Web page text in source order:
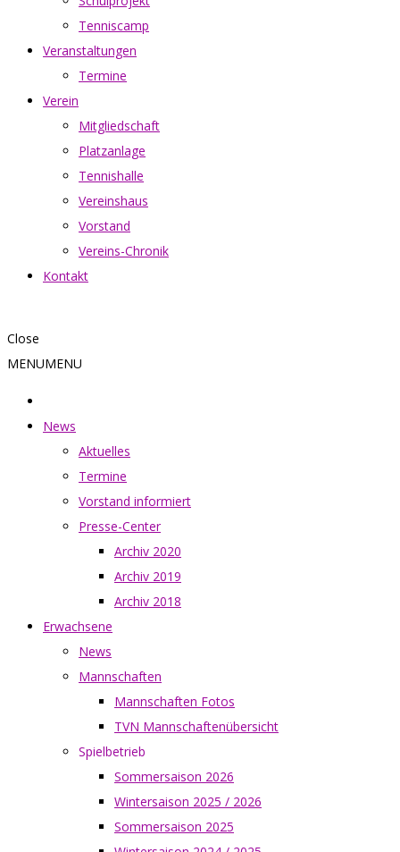
Tenniscamp
Veranstaltungen
Termine
Verein
Mitgliedschaft
Platzanlage
Tennishalle
Vereinshaus
Vorstand
Vereins-Chronik
Kontakt
Close
MENUMENU
News
Aktuelles
Termine
Vorstand informiert
Presse-Center
Archiv 2020
Archiv 2019
Archiv 2018
Erwachsene
News
Mannschaften
Mannschaften Fotos
TVN Mannschaftenübersicht
Spielbetrieb
Sommersaison 2026
Wintersaison 2025 / 2026
Sommersaison 2025